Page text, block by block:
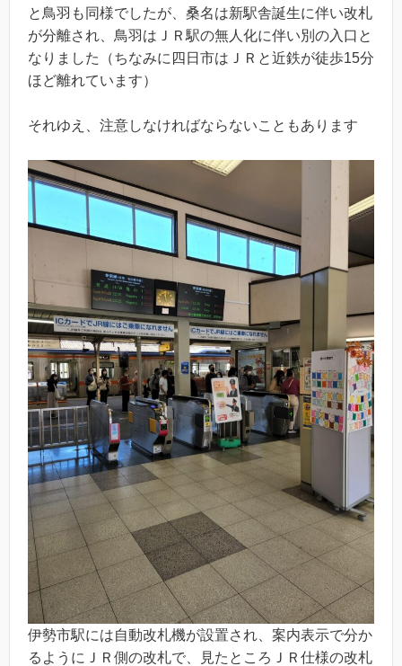
と鳥羽も同様でしたが、桑名は新駅舎誕生に伴い改札
が分離され、鳥羽はＪＲ駅の無人化に伴い別の入口と
なりました（ちなみに四日市はＪＲと近鉄が徒歩15分
ほど離れています）
それゆえ、注意しなければならないこともあります
伊勢市駅には自動改札機が設置され、案内表示で分か
るようにＪＲ側の改札で、見たところＪＲ仕様の改札